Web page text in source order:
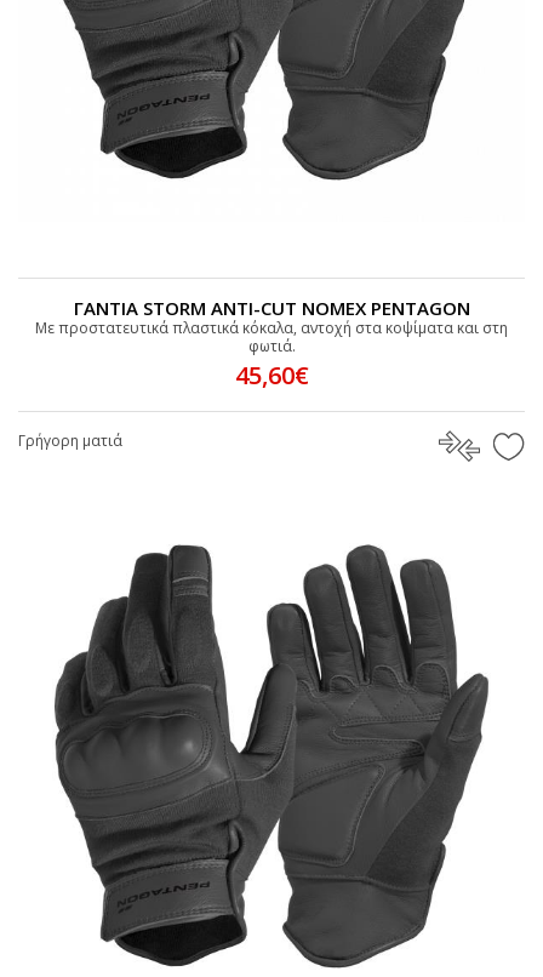
ΓΑΝΤΙΑ STORM ANTI-CUT NOMEX PENTAGON
Με προστατευτικά πλαστικά κόκαλα, αντοχή στα κοψίματα και στη
φωτιά.
45,60€
Γρήγορη ματιά